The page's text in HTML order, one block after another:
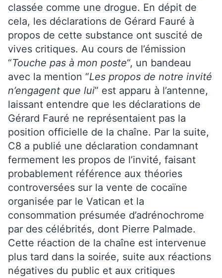
classée comme une drogue. En dépit de
cela, les déclarations de Gérard Fauré à
propos de cette substance ont suscité de
vives critiques. Au cours de l’émission
“Touche pas à mon poste“, un bandeau
avec la mention “Les propos de notre invité
n’engagent que lui” est apparu à l’antenne,
laissant entendre que les déclarations de
Gérard Fauré ne représentaient pas la
position officielle de la chaîne. Par la suite,
C8 a publié une déclaration condamnant
fermement les propos de l’invité, faisant
probablement référence aux théories
controversées sur la vente de cocaïne
organisée par le Vatican et la
consommation présumée d’adrénochrome
par des célébrités, dont Pierre Palmade.
Cette réaction de la chaîne est intervenue
plus tard dans la soirée, suite aux réactions
négatives du public et aux critiques